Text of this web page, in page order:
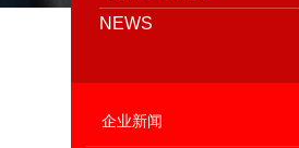
NEWS
企业新闻